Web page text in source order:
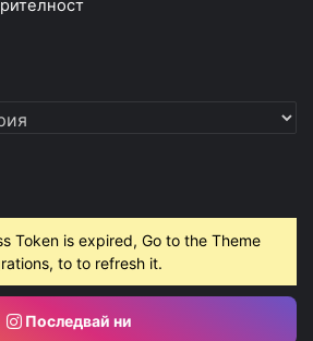
Token is expired, Go to the Theme
to to refresh it.
Последвай ни